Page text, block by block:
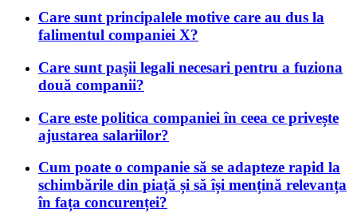
Care sunt principalele motive care au dus la
falimentul companiei X?
Care sunt pașii legali necesari pentru a fuziona
două companii?
Care este politica companiei în ceea ce privește
ajustarea salariilor?
Cum poate o companie să se adapteze rapid la
schimbările din piață și să își mențină relevanța
în fața concurenței?